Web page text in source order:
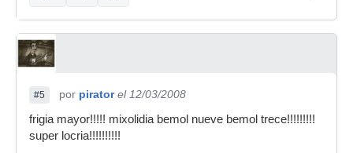
#5 por pirator el 12/03/2008
frigia mayor!!!!! mixolidia bemol nueve bemol trece!!!!!!!!!
super locria!!!!!!!!!!